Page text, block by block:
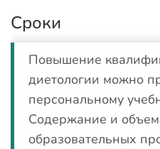
Сроки
Повышение
диетологии можно
персональному
Содержание и
образовательных